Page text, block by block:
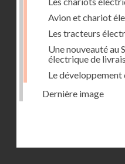
Avion et chariot
Les tracteurs
Une nouveauté au
électrique de
Le
Dernière image